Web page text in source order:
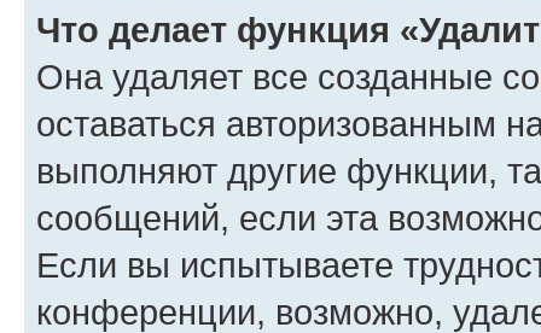
Что делает функция
Она удаляет все созданные
оставаться авторизованным
выполняют другие функции,
сообщений, если эта
Если вы испытываете
конференции, возможно,